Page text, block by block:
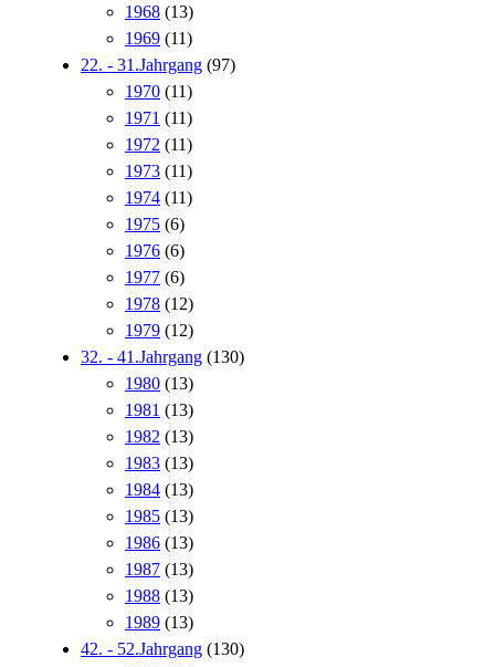
1968 (13)
1969 (11)
22. - 31.Jahrgang (97)
1970 (11)
1971 (11)
1972 (11)
1973 (11)
1974 (11)
1975 (6)
1976 (6)
1977 (6)
1978 (12)
1979 (12)
32. - 41.Jahrgang (130)
1980 (13)
1981 (13)
1982 (13)
1983 (13)
1984 (13)
1985 (13)
1986 (13)
1987 (13)
1988 (13)
1989 (13)
42. - 52.Jahrgang (130)